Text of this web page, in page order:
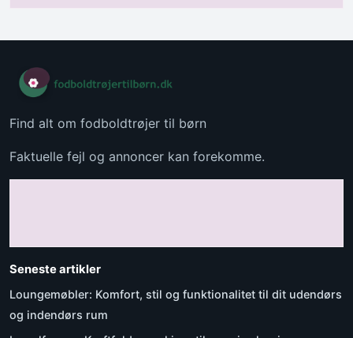
Find alt om fodboldtrøjer til børn
Faktuelle fejl og annoncer kan forekomme.
Seneste artikler
Loungemøbler: Komfort, stil og funktionalitet til dit udendørs
og indendørs rum